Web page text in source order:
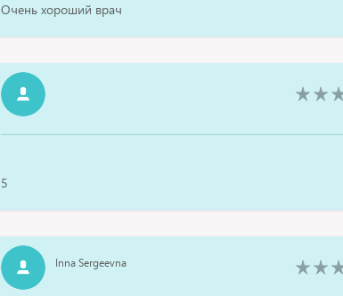
Очень хороший врач
5
Inna Sergeevna